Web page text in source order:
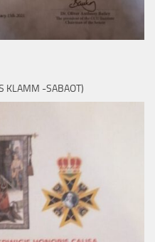
KLAMM -SABAOT)